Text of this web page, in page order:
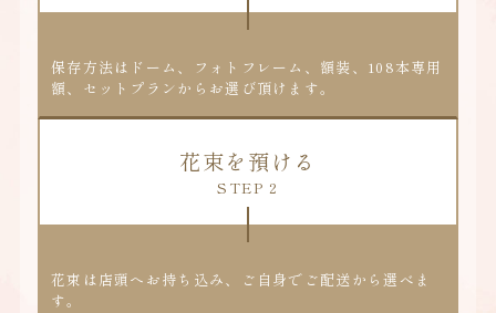
保存方法はドーム、フォトフレーム、額装、108本専用
額、セットプランからお選び頂けます。
花束を預ける
STEP 2
花束は店頭へお持ち込み、ご自身でご配送から選べま
す。